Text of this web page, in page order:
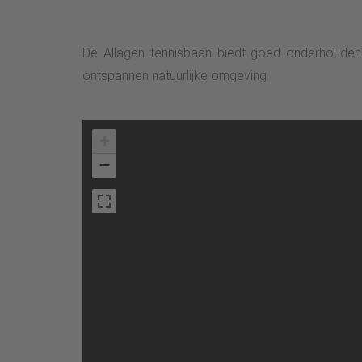
De Allagen tennisbaan biedt goed
ontspannen natuurlijke omgeving.
−